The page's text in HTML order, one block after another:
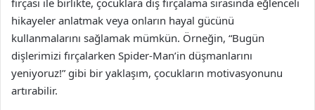
hikayeler anlatmak veya onların hayal gücünü
kullanmalarını sağlamak mümkün. Örneğin, “Bugün
dişlerimizi fırçalarken Spider-Man’in düşmanlarını
yeniyoruz!” gibi bir yaklaşım, çocukların motivasyonunu
artırabilir.